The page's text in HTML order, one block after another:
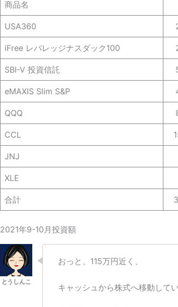
商品名
USA360
iFree レバレッジナスダック100
SBI-V 投資信託
eMAXIS Slim S&P
QQQ
CCL
JNJ
XLE
合計
2021年9-10月投資額
おっと、115万円近く、
キャッシュから株式へ移動してい